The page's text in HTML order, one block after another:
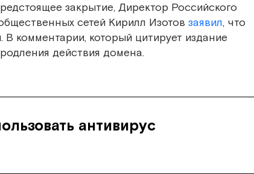
закрытие, Директор Российского
сетей Кирилл Изотов заявил, что
комментарии, который цитирует издание
действия домена.
антивирус